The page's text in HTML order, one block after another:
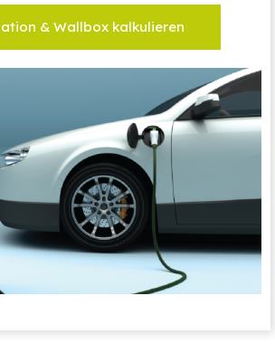
& Wallbox kalkulieren